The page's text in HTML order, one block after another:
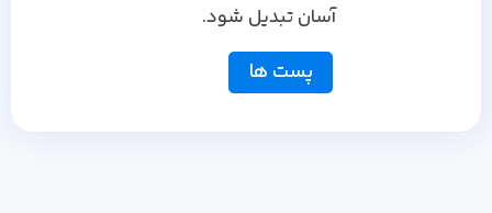
آسان تبدیل شود.
پست ها